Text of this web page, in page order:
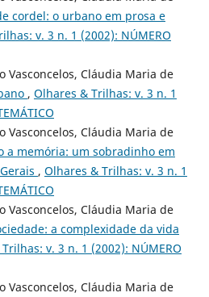
cordel: o urbano em prosa e
v. 3 n. 1 (2002): NÚMERO
Vasconcelos, Cláudia Maria de
, Olhares & Trilhas: v. 3 n. 1
Vasconcelos, Cláudia Maria de
a memória: um sobradinho em
, Olhares & Trilhas: v. 3 n. 1
Vasconcelos, Cláudia Maria de
a complexidade da vida
v. 3 n. 1 (2002): NÚMERO
Vasconcelos, Cláudia Maria de